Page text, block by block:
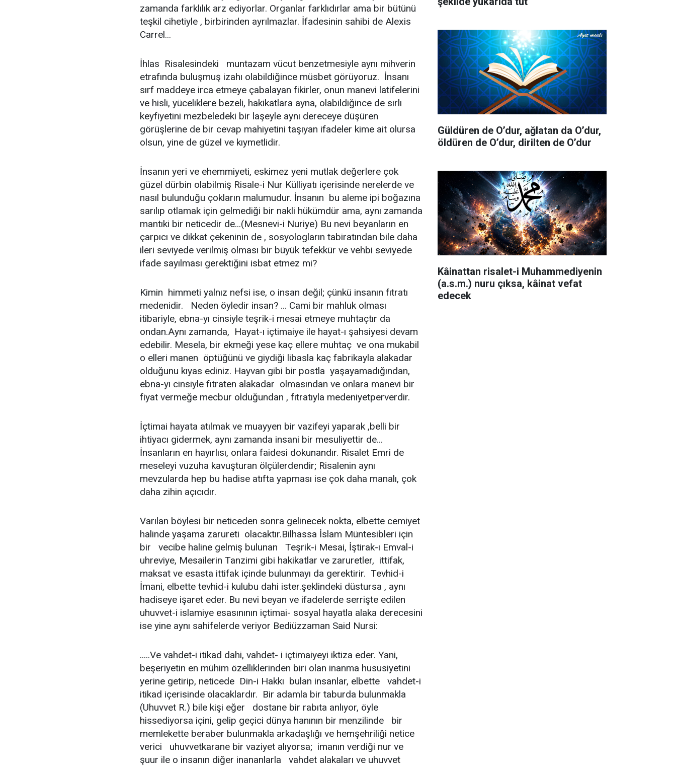
zamanda farklılık arz ediyorlar. Organlar farklıdırlar ama bir bütünü
teşkil cihetiyle , birbirinden ayrılmazlar. İfadesinin sahibi de Alexis
Carrel...
İhlas Risalesindeki  muntazam vücut benzetmesiyle aynı mihverin
etrafında buluşmuş izahı olabildiğince müsbet görüyoruz. İnsanı
sırf maddeye irca etmeye çabalayan fikirler, onun manevi latifelerini
ve hisli, yüceliklere bezeli, hakikatlara ayna, olabildiğince de sırlı
keyfiyetini mezbeledeki bir laşeyle aynı dereceye düşüren
görüşlerine de bir cevap mahiyetini taşıyan ifadeler kime ait olursa
olsun, yine de güzel ve kıymetlidir.
İnsanın yeri ve ehemmiyeti, eskimez yeni mutlak değerlere çok
güzel dürbin olabilmiş Risale-i Nur Külliyatı içerisinde nerelerde ve
nasıl bulunduğu çokların malumudur. İnsanın  bu aleme ipi boğazına
sarılıp otlamak için gelmediği bir nakli hükümdür ama, aynı zamanda
mantıki bir neticedir de...(Mesnevi-i Nuriye) Bu nevi beyanların en
çarpıcı ve dikkat çekeninin de , sosyologların tabiratından bile daha
ileri seviyede verilmiş olması bir büyük tefekkür ve vehbi seviyede
ifade sayılması gerektiğini isbat etmez mi?
Kimin himmeti yalnız nefsi ise, o insan değil; çünkü insanın fıtratı
medenidir. Neden öyledir insan? ... Cami bir mahluk olması
itibariyle, ebna-yı cinsiyle teşrik-i mesai etmeye muhtaçtır da
ondan.Aynı zamanda,  Hayat-ı içtimaiye ile hayat-ı şahsiyesi devam
edebilir. Mesela, bir ekmeği yese kaç ellere muhtaç ve ona mukabil
o elleri manen öptüğünü ve giydiği libasla kaç fabrikayla alakadar
olduğunu kıyas ediniz. Hayvan gibi bir postla yaşayamadığından,
ebna-yı cinsiyle fıtraten alakadar olmasından ve onlara manevi bir
fiyat vermeğe mecbur olduğundan , fıtratıyla medeniyetperverdir.
İçtimai hayata atılmak ve muayyen bir vazifeyi yaparak ,belli bir
ihtiyacı gidermek, aynı zamanda insani bir mesuliyettir de...
İnsanların en hayırlısı, onlara faidesi dokunandır. Risalet Emri de
meseleyi vuzuha kavuşturan ölçülerdendir; Risalenin aynı
mevzularda hep bu hadise atıfta yapması ise çok daha manalı, çok
daha zihin açıcıdır.
Varılan böylesi bir neticeden sonra gelinecek nokta, elbette cemiyet
halinde yaşama zarureti olacaktır.Bilhassa İslam Müntesibleri için
bir  vecibe haline gelmiş bulunan  Teşrik-i Mesai, İştirak-ı Emval-i
uhreviye, Mesailerin Tanzimi gibi hakikatlar ve zaruretler,  ittifak,
maksat ve esasta ittifak içinde bulunmayı da gerektirir.  Tevhid-i
İmani, elbette tevhid-i kulubu dahi ister.şeklindeki düstursa , aynı
hadiseye işaret eder. Bu nevi beyan ve ifadelerde serrişte edilen
uhuvvet-i islamiye esasınının içtimai- sosyal hayatla alaka derecesini
ise yine aynı sahifelerde veriyor Bediüzzaman Said Nursi:
.....Ve vahdet-i itikad dahi, vahdet- i içtimaiyeyi iktiza eder. Yani,
beşeriyetin en mühim özelliklerinden biri olan inanma hususiyetini
yerine getirip, neticede  Din-i Hakkı  bulan insanlar, elbette  vahdet-i
itikad içerisinde olacaklardır.  Bir adamla bir taburda bulunmakla
(Uhuvvet R.) bile kişi eğer  dostane bir rabıta anlıyor, öyle
hissediyorsa içini, gelip geçici dünya hanının bir menzilinde  bir
memlekette beraber bulunmakla arkadaşlığı ve hemşehriliği netice
verici  uhuvvetkarane bir vaziyet alıyorsa;  imanın verdiği nur ve
şuur ile o insanın diğer inananlarla  vahdet alakaları ve uhuvvet
Güldüren de O’dur, ağlatan da O’dur,
öldüren de O’dur, dirilten de O’dur
Kâinattan risalet-i Muhammediyenin
(a.s.m.) nuru çıksa, kâinat vefat
edecek